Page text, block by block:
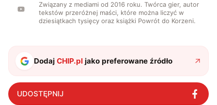
Związany z mediami od 2016 roku. Twórca gier, autor
tekstów przeróżnej maści, które można liczyć w
dziesiątkach tysięcy oraz książki Powrót do Korzeni.
DodajCHIP.pl jako preferowane źródło
UDOSTĘPNIJ